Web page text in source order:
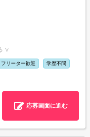
∨
フリーター歓迎 学歴不問
応募画面に進む